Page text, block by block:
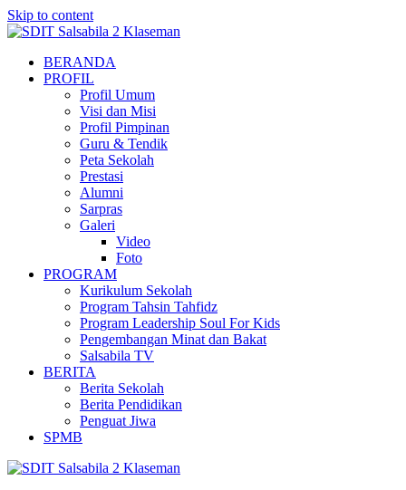
Skip to content
BERANDA
PROFIL
Profil Umum
Visi dan Misi
Profil Pimpinan
Guru & Tendik
Peta Sekolah
Prestasi
Alumni
Sarpras
Galeri
Video
Foto
PROGRAM
Kurikulum Sekolah
Program Tahsin Tahfidz
Program Leadership Soul For Kids
Pengembangan Minat dan Bakat
Salsabila TV
BERITA
Berita Sekolah
Berita Pendidikan
Penguat Jiwa
SPMB